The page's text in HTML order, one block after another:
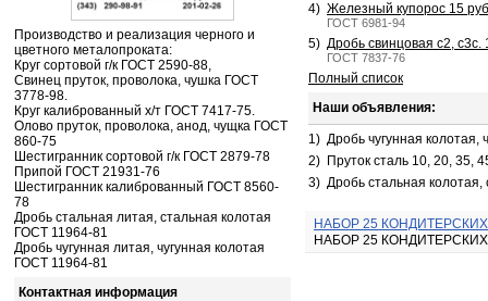
Производство и реализация черного и
цветного металопроката:
Круг сортовой г/к ГОСТ 2590-88,
Свинец пруток, проволока, чушка ГОСТ
3778-98.
Круг калиброванный х/т ГОСТ 7417-75.
Олово пруток, проволока, анод, чущка ГОСТ
860-75
Шестигранник сортовой г/к ГОСТ 2879-78
Припой ГОСТ 21931-76
Шестигранник калиброванный ГОСТ 8560-
78
Дробь стальная литая, стальная колотая
ГОСТ 11964-81
Дробь чугунная литая, чугунная колотая
ГОСТ 11964-81
Контактная информация
4) Железный купорос 15
ГОСТ 6981-94
5) Дробь свинцовая с2, с3с.
ГОСТ 7837-76
Полный список
Наши объявления:
1) Дробь чугунная колотая,
2) Пруток сталь 10, 20, 35,
3) Дробь стальная
НАБОР 25 КОНДИТЕРСКИХ
НАБОР 25